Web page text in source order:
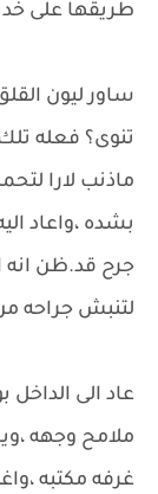
طريقها على
ساور ليون
تنوى؟ فعله
ماذنب لارا
بشده ،واعاد
جرح قد.ظن انه
لتنبش جراحه
عاد الى الداخل
ملامح وجهه
غرفه مكتبه